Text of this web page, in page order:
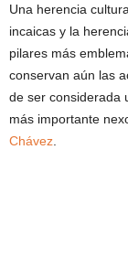
Una herencia
incaicas y la
pilares más
conservan aún las
de ser considerada
más importante
Chávez